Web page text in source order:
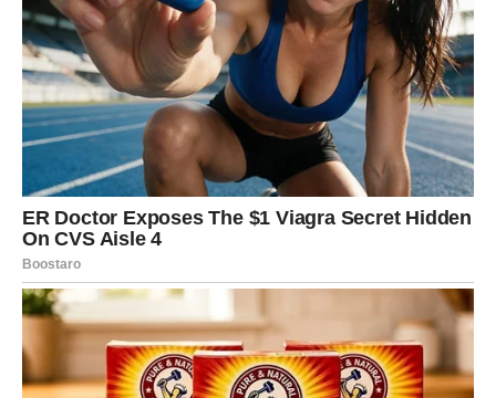
Podsjetimo, Severina se nedavno našla u centru medijske
pažnje nakon objavljivanja privatnih pisama sa Duškom
Tošićem, suprugom Jelene Karleuše.